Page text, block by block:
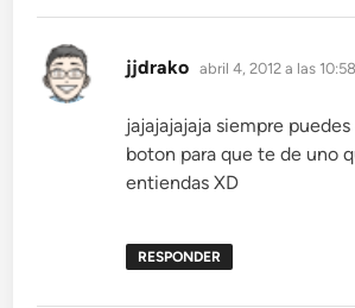
jjdrako dice:
abril 4, 2012 a las
jajajajajaja siempre puedes
boton para que te de uno
entiendas XD
RESPONDER